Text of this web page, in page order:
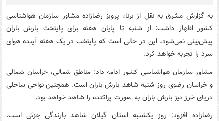
به گزارش مشرق به نقل از برنا، پرویز رضازاده مشاور سازمان هواشناسی
کشور اظهار داشت: از شنبه تا پایان هفته برای پایتخت بارش باران
پیش‌بینی نمی‌شود، این در حالی است که پایتخت در یک هفته آینده هوای
سرد را تجربه خواهد کرد.
مشاور سازمان هواشناسی کشور ادامه داد: مناطق شمالی، خراسان شمالی
و خراسان رضوی روز شنبه شاهد بارش باران است. همچنین نواحی ساحلی
دریای خرز نیز بارش باران به صورت پراکنده را شاهد خواهد بود.
رضازاده افزود: روز یکشنبه استان گیلان شاهد بارندگی جزئی است.